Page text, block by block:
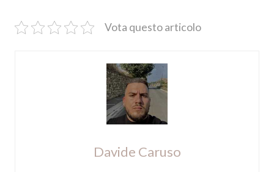
Vota questo articolo
Davide Caruso